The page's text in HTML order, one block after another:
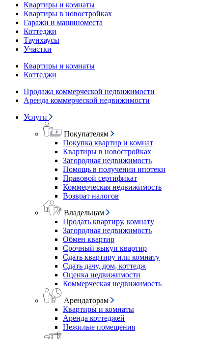
Квартиры и комнаты
Квартиры в новостройках
Гаражи и машиноместа
Коттеджи
Таунхаусы
Участки
Квартиры и комнаты
Коттеджи
Продажа коммерческой недвижимости
Аренда коммерческой недвижимости
Услуги
Покупателям
Покупка квартир и комнат
Квартиры в новостройках
Загородная недвижимость
Помощь в получении ипотеки
Правовой сертификат
Коммерческая недвижимость
Возврат налогов
Владельцам
Продать квартиру, комнату
Загородная недвижимость
Обмен квартир
Срочный выкуп квартир
Сдать квартиру или комнату
Сдать дачу, дом, коттедж
Оценка недвижимости
Коммерческая недвижимость
Арендаторам
Квартиры и комнаты
Аренда коттеджей
Нежилые помещения